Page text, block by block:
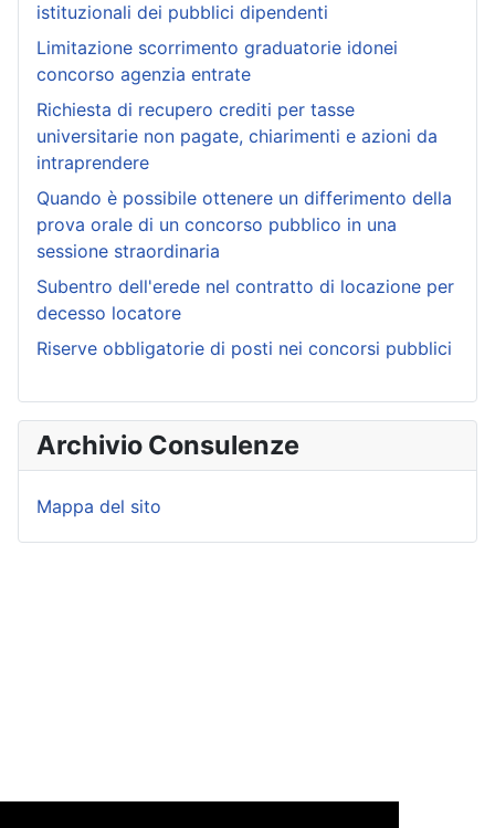
istituzionali dei pubblici dipendenti
Limitazione scorrimento graduatorie idonei
concorso agenzia entrate
Richiesta di recupero crediti per tasse
universitarie non pagate, chiarimenti e azioni da
intraprendere
Quando è possibile ottenere un differimento della
prova orale di un concorso pubblico in una
sessione straordinaria
Subentro dell'erede nel contratto di locazione per
decesso locatore
Riserve obbligatorie di posti nei concorsi pubblici
Archivio Consulenze
Mappa del sito